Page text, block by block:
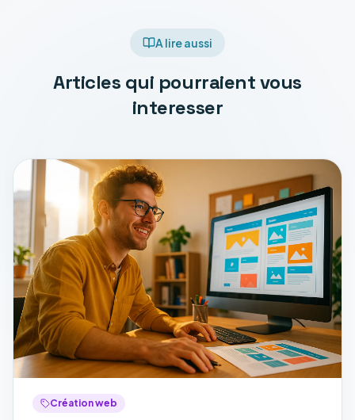
A lire aussi
Articles qui pourraient vous
interesser
Création web